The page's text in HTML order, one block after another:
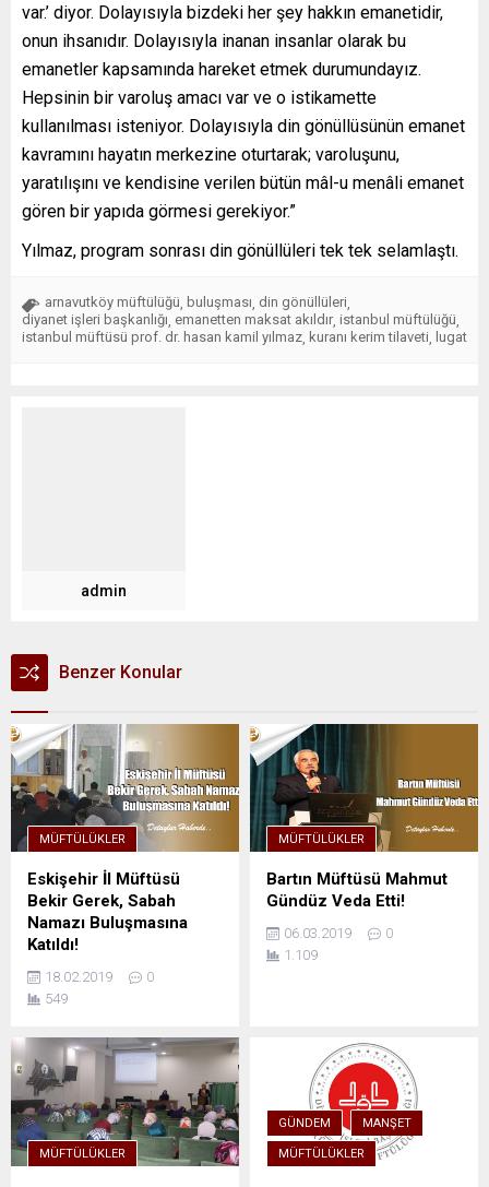
var.’ diyor. Dolayısıyla bizdeki her şey hakkın emanetidir,
onun ihsanıdır. Dolayısıyla inanan insanlar olarak bu
emanetler kapsamında hareket etmek durumundayız.
Hepsinin bir varoluş amacı var ve o istikamette
kullanılması isteniyor. Dolayısıyla din gönüllüsünün emanet
kavramını hayatın merkezine oturtarak; varoluşunu,
yaratılışını ve kendisine verilen bütün mâl-u menâli emanet
gören bir yapıda görmesi gerekiyor.”
Yılmaz, program sonrası din gönüllüleri tek tek selamlaştı.
arnavutköy müftülüğü buluşması din gönüllüleri
diyanet işleri başkanlığı emanetten maksat akıldır istanbul müftülüğü
istanbul müftüsü prof. dr. hasan kamil yılmaz kuranı kerim tilaveti lugat
admin
Benzer Konular
MÜFTÜLÜKLER
Eskişehir İl Müftüsü
Bekir Gerek, Sabah
Namazı Buluşmasına
Katıldı!
18.02.2019
0
549
MÜFTÜLÜKLER
Bartın Müftüsü Mahmut
Gündüz Veda Etti!
06.03.2019
0
1.109
MÜFTÜLÜKLER
GÜNDEM MANŞET
MÜFTÜLÜKLER